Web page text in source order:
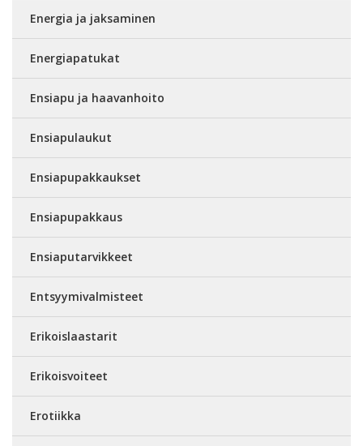
Energia ja jaksaminen
Energiapatukat
Ensiapu ja haavanhoito
Ensiapulaukut
Ensiapupakkaukset
Ensiapupakkaus
Ensiaputarvikkeet
Entsyymivalmisteet
Erikoislaastarit
Erikoisvoiteet
Erotiikka